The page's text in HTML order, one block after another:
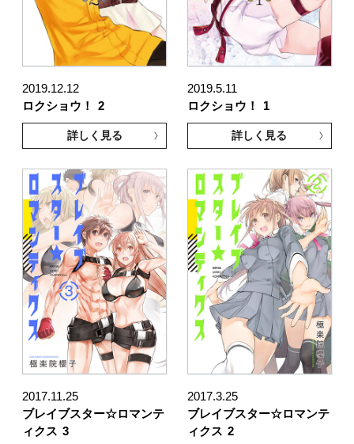
2019.12.12
ロクショウ！
2
詳しく見る
2019.5.11
ロクショウ！
1
詳しく見る
2017.11.25
ブレイブスター☆ロマンテ
ィクス 3
2017.3.25
ブレイブスター☆ロマンテ
ィクス 2